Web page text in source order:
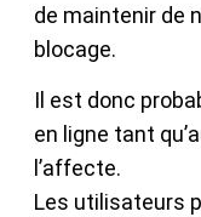
de maintenir de
blocage.
Il est donc
en ligne tant
l’affecte.
Les utilisateurs